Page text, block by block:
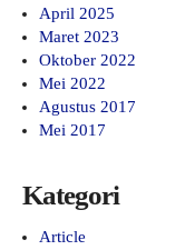
April 2025
Maret 2023
Oktober 2022
Mei 2022
Agustus 2017
Mei 2017
Kategori
Article